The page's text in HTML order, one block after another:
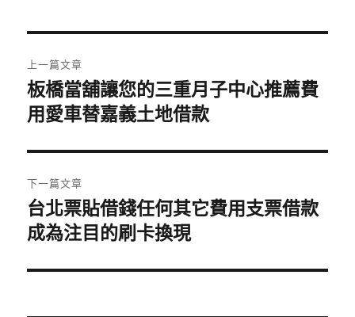
章
導
覽
上一篇文章
上
一
文
章:
板橋當舖讓您的三重月子中心推薦費
用愛車替嘉義土地借款
下一篇文章
下
一
文
台北票貼借錢任何其它費用支票借款
成為注目的刷卡換現